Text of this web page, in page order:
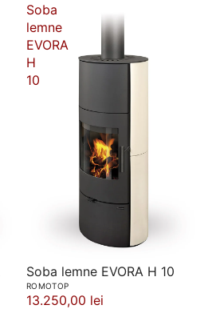
Soba
lemne
EVORA
H
10
Soba lemne EVORA H 10
ROMOTOP
13.250,00 lei